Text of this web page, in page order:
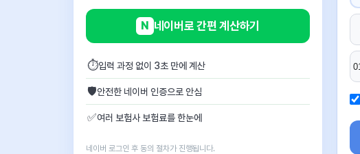
N 네이버로 간편 계산하기
⏱입력 과정 없이 3초 만에 계산
🛡안전한 네이버 인증으로 안심
✅여러 보험사 보험료를 한눈에
네이버 로그인 후 동의 절차가 진행됩니다.